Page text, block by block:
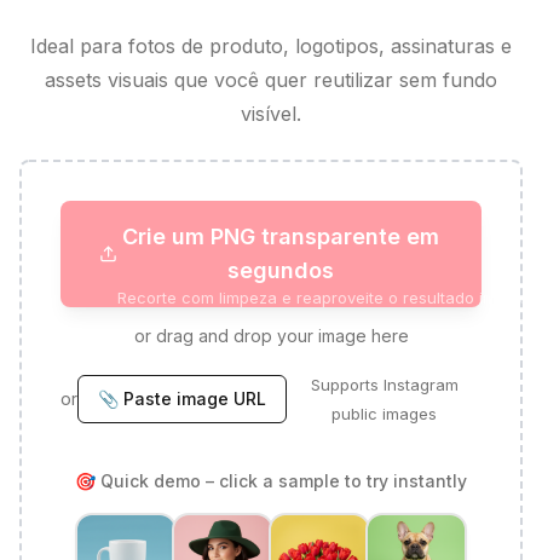
Ideal para fotos de produto, logotipos, assinaturas e
assets visuais que você quer reutilizar sem fundo
visível.
Crie um PNG transparente em
segundos
Recorte com limpeza e reaproveite o resultado
or drag and drop your image here
or 📎 Paste image URL
Supports Instagram
public images
🎯 Quick demo – click a sample to try instantly